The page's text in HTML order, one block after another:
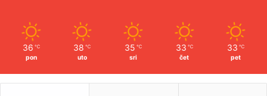
36 ℃
pon
38 ℃
uto
35 ℃
sri
33 ℃
čet
33 ℃
pet